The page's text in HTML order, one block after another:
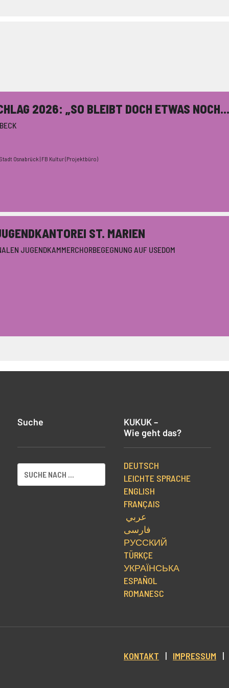
2026: „SO BLEIBT DOCH ETWAS
Stadt Osnabrück | FB Kultur (Projektbüro)
ST. MARIEN
JUGENDKAMMERCHORBEGEGNUNG AUF USEDOM
Suche
KUKUK –
Wie geht das?
DEUTSCH
LEICHTE SPRACHE
ENGLISH
FRANÇAIS
عربي
فارسی
РУССКИЙ
TÜRKÇE
УКРАЇНСЬКА
ESPAÑOL
ROMANESC
KONTAKT | IMPRESSUM